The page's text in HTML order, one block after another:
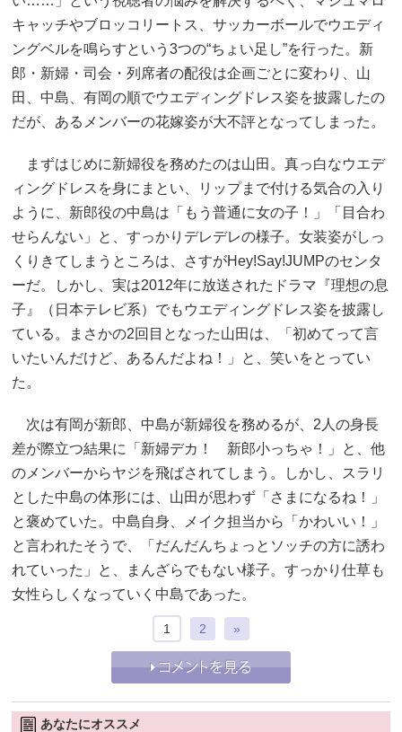
キャッチやブロッコリートス、サッカーボールでウエディ
ングベルを鳴らすという3つの“ちょい足し”を行った。新
郎・新婦・司会・列席者の配役は企画ごとに変わり、山
田、中島、有岡の順でウエディングドレス姿を披露したの
だが、あるメンバーの花嫁姿が大不評となってしまった。
まずはじめに新婦役を務めたのは山田。真っ白なウエデ
ィングドレスを身にまとい、リップまで付ける気合の入り
ように、新郎役の中島は「もう普通に女の子！」「目合わ
せらんない」と、すっかりデレデレの様子。女装姿がしっ
くりきてしまうところは、さすがHey!Say!JUMPのセンタ
ーだ。しかし、実は2012年に放送されたドラマ『理想の息
子』（日本テレビ系）でもウエディングドレス姿を披露し
ている。まさかの2回目となった山田は、「初めてって言
いたいんだけど、あるんだよね！」と、笑いをとってい
た。
次は有岡が新郎、中島が新婦役を務めるが、2人の身長
差が際立つ結果に「新婦デカ！ 新郎小っちゃ！」と、他
のメンバーからヤジを飛ばされてしまう。しかし、スラリ
とした中島の体形には、山田が思わず「さまになるね！」
と褒めていた。中島自身、メイク担当から「かわいい！」
と言われたそうで、「だんだんちょっとソッチの方に誘わ
れていった」と、まんざらでもない様子。すっかり仕草も
女性らしくなっていく中島であった。
1 2 »
あなたにオススメ